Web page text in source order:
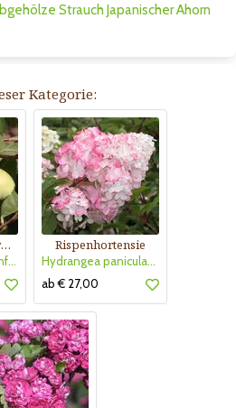
Strauch Japanischer Ahorn
Kategorie:
Pawpaw, Indianerbanane
Asimina triloba 'Sunflower'
Rispenhortensie
Hydrangea paniculata 'Vanille Fraise'
ab € 27,00